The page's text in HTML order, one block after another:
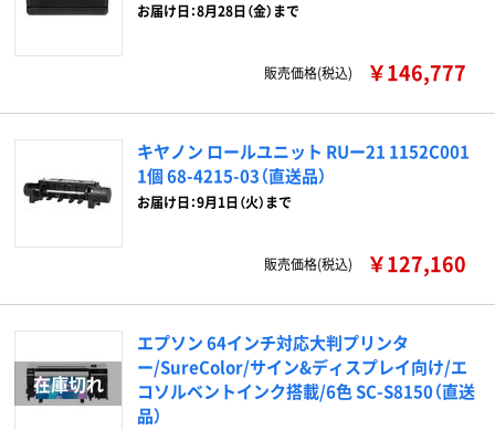
お届け日：8月28日（金）まで
販売価格(税込) ￥146,777
キヤノン ロールユニット RUー21 1152C001
1個 68-4215-03（直送品）
お届け日：9月1日（火）まで
販売価格(税込) ￥127,160
エプソン 64インチ対応大判プリンタ
ー/SureColor/サイン&ディスプレイ向け/エ
コソルベントインク搭載/6色 SC-S8150（直送
品）